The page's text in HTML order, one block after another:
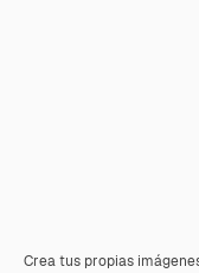
Crea tus propias